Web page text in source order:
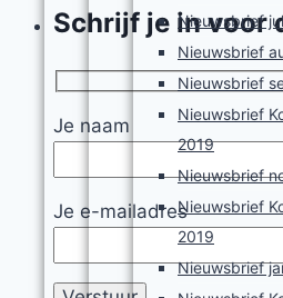
Nieuwsbrief
Nieuwsbrief
Nieuwsbrief
Nieuwsbrief
2019
Nieuwsbrief
Nieuwsbrief
2019
Nieuwsbrief
Schrijf je in voor
Je naam
Je e-mailadres